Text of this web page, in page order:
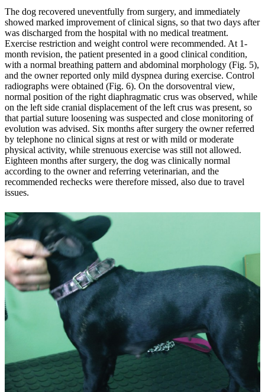
The dog recovered uneventfully from surgery, and immediately
showed marked improvement of clinical signs, so that two days after
was discharged from the hospital with no medical treatment.
Exercise restriction and weight control were recommended. At 1-
month revision, the patient presented in a good clinical condition,
with a normal breathing pattern and abdominal morphology (Fig. 5),
and the owner reported only mild dyspnea during exercise. Control
radiographs were obtained (Fig. 6). On the dorsoventral view,
normal position of the right diaphragmatic crus was observed, while
on the left side cranial displacement of the left crus was present, so
that partial suture loosening was suspected and close monitoring of
evolution was advised. Six months after surgery the owner referred
by telephone no clinical signs at rest or with mild or moderate
physical activity, while strenuous exercise was still not allowed.
Eighteen months after surgery, the dog was clinically normal
according to the owner and referring veterinarian, and the
recommended rechecks were therefore missed, also due to travel
issues.